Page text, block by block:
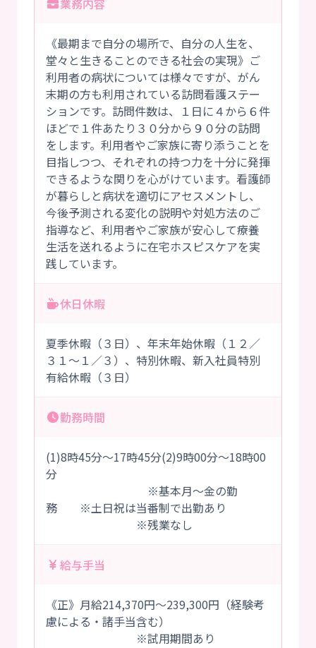
業務内容
《最期まで自分の場所で、自分の人生を、
堂々と生きることのできる社会の実現》ご
利用者の病状については様々ですが、がん
末期の方も利用されている訪問看護ステー
ションです。訪問件数は、１日に４から６件
ほどで１件あたり３０分から９０分の訪問
をします。利用者やご家族に寄り添うことを
目指しつつ、それぞれの持つ力を十分に発揮
できるような関りを心がけています。看護師
が暮らしと病状を適切にアセスメントし、
今後予測される変化の説明や対処方法のご
指導など、利用者やご家族が安心して療養
生活を送れるように在宅ホスピスケアを実
践しています。
休日休暇
夏季休暇（３日）、年末年始休暇（１２／
３１～１／３）、特別休暇、新入社員特別
有給休暇（３日）
勤務時間
(1)8時45分～17時45分(2)9時00分～18時00
分
※基本月～金の勤
務 ※土日祝は当番制で出勤あり
※残業なし
給与手当
《正》月給214,370円～239,300円（経験考
慮による・諸手当含む）
※試用期間あり